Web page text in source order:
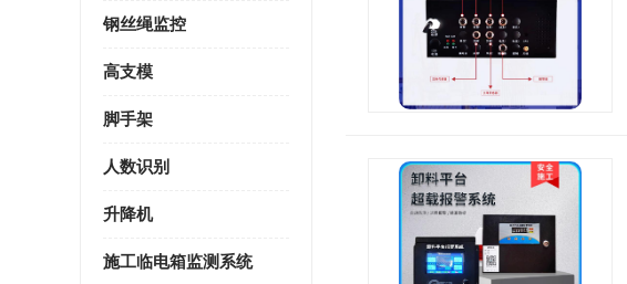
钢丝绳监控
高支模
脚手架
人数识别
升降机
施工临电箱监测系统